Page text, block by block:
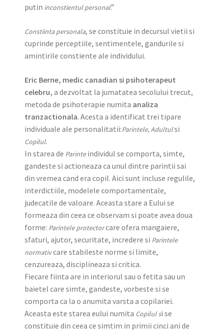
putin inconstientul personal.”
Constiinta personala, se constituie in decursul vietii si
cuprinde perceptiile, sentimentele, gandurile si
amintirile constiente ale individului.
Eric Berne, medic canadian si psihoterapeut
celebru, a dezvoltat la jumatatea secolului trecut,
metoda de psihoterapie numita analiza
tranzactionala. Acesta a identificat trei tipare
individuale ale personalitatii:Parintele, Adultulsi
Copilul.
In starea de Parinteindividul se comporta, simte,
gandeste si actioneaza ca unul dintre parintii sai
din vremea cand era copil. Aici sunt incluse regulile,
interdictiile, modelele comportamentale,
judecatile de valoare. Aceasta stare a Eului se
formeaza din ceea ce observam si poate avea doua
forme: Parintele protectorcare ofera mangaiere,
sfaturi, ajutor, securitate, incredere si Parintele
normativcare stabileste norme si limite,
cenzureaza, disciplineaza si critica.
Fiecare fiinta are in interiorul sau o fetita sau un
baietel care simte, gandeste, vorbeste si se
comporta ca la o anumita varsta a copilariei.
Aceasta este starea eului numita Copilul si se
constituie din ceea ce simtim in primii cinci ani de